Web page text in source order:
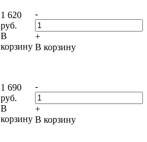
1 620
руб.
В
корзину
-
+
В корзину
1 690
руб.
В
корзину
-
+
В корзину